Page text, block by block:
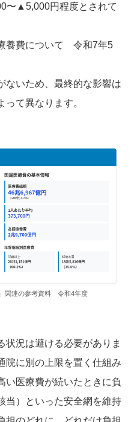
〜▲5,000円程度とされて
養費について 令和7年5
ないため、最終的な影響は
て異なります。
関連の参考資料 令和4年度
状況は避ける必要がありま
院に別の上限を置く仕組み
い医療費が続いたときに負
当）といった安全網を維持